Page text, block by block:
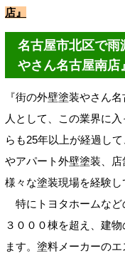
店』
名古屋市北区で雨
やさん名古屋南店
『街の外壁塗装やさん
人として、この業界に
らも25年以上が経過し
やアパート外壁塗装、店
様々な塗装現場を経験し
特にトヨタホームなど
３０００棟を超え、建
ます。塗料メーカーの